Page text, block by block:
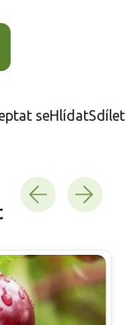
seHlídatSdílet